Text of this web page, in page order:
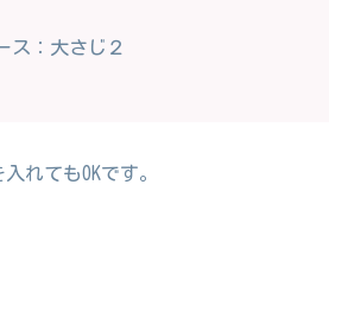
ス：大さじ２
れてもOKです。